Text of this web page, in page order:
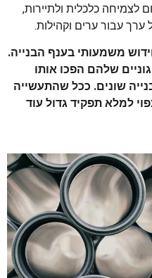
לצמיחה כלכלית ולתיירות,
עבור ערים וקהילות.
משמעותי בענף הבנייה.
שלהם הפכו אותו
שונים. ככל שהתעשייה
למלא תפקיד גדול עוד